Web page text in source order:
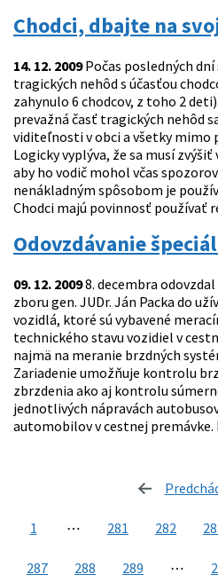
Chodci, dbajte na
14. 12. 2009Počas posledných
tragických nehôd s účasťou
zahynulo 6 chodcov, z toho 2
prevažná časť tragických nehôd
viditeľnosti v obci a všetky mimo
Logicky vyplýva, že sa musí
aby ho vodič mohol včas
nenákladným spôsobom je
Chodci majú povinnosť používať
Odovzdávanie
09. 12. 20098. decembra
zboru gen. JUDr. Ján Packa do
vozidlá, ktoré sú vybavené
technického stavu vozidiel v
najmä na meranie brzdných
Zariadenie umožňuje kontrolu
zbrzdenia ako aj kontrolu
jednotlivých nápravách
automobilov v cestnej premávke.
1 ⋯ 281 282
287 288 289 ⋯